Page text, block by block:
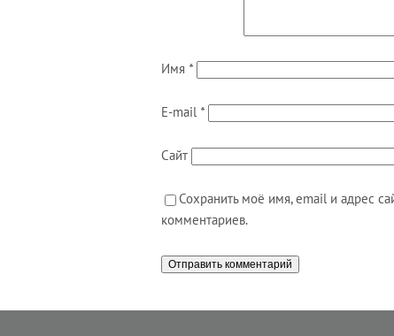
Имя *
E-mail *
Сайт
Сохранить моё имя, email и адрес
комментариев.